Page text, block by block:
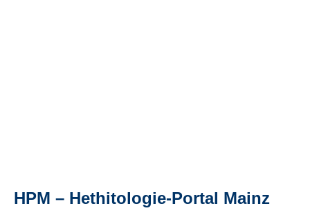
HPM – Hethitologie-Portal Mainz